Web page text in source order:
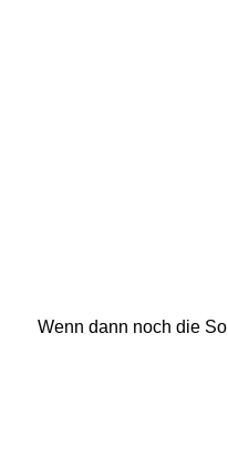
Wenn dann noch die